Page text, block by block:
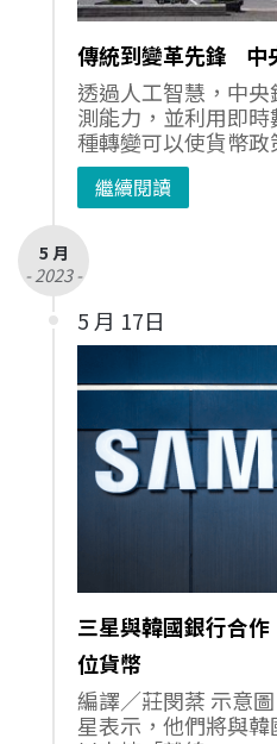
傳統到變革先鋒 中
透過人工智慧，中
測能力，並利用即
種轉變可以使貨幣政
繼續閱讀
5 月
- 2023 -
5 月 17日
三星與韓國銀行合
位貨幣
編譯／莊閔棻 示意
星表示，他們將與